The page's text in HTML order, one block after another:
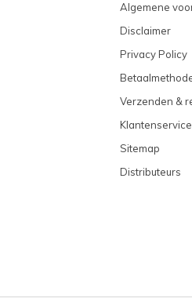
Algemene
Disclaimer
Privacy Policy
Verzenden &
Klantenservice
Sitemap
Distributeurs